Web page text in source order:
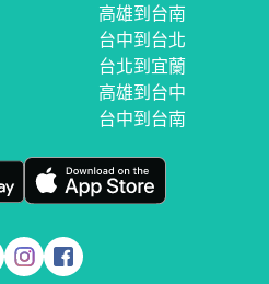
高雄到台南
台中到台北
台北到宜蘭
高雄到台中
台中到台南